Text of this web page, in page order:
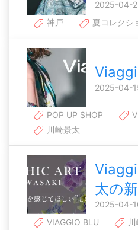
2025-04-
神戸
夏コレクシ
2025-04-
POP UP SHOP
川崎景太
太の
2025-04-
VIAGGIO BLU